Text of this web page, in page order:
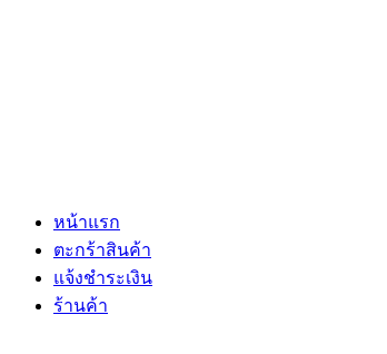
หน้าแรก
ตะกร้าสินค้า
แจ้งชำระเงิน
ร้านค้า